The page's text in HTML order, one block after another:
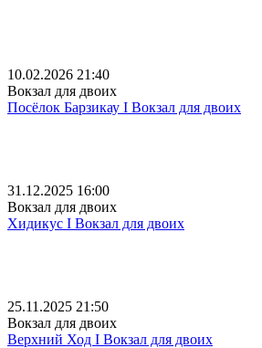
10.02.2026 21:40
Вокзал для двоих
Посёлок Барзикау I Вокзал для двоих
31.12.2025 16:00
Вокзал для двоих
Хидикус I Вокзал для двоих
25.11.2025 21:50
Вокзал для двоих
Верхний Ход I Вокзал для двоих